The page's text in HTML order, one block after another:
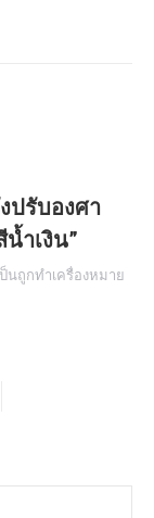
ปรับองศา
น้ำเงิน”
นถูกทำเครื่องหมาย